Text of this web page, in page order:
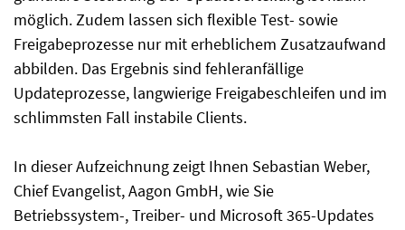
möglich. Zudem lassen sich flexible Test- sowie
Freigabeprozesse nur mit erheblichem Zusatzaufwand
abbilden. Das Ergebnis sind fehleranfällige
Updateprozesse, langwierige Freigabeschleifen und im
schlimmsten Fall instabile Clients.
In dieser Aufzeichnung zeigt Ihnen Sebastian Weber,
Chief Evangelist, Aagon GmbH, wie Sie
Betriebssystem-, Treiber- und Microsoft 365-Updates